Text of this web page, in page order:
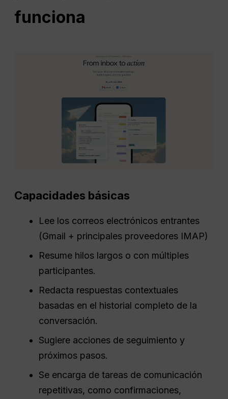
funciona
Capacidades básicas
Lee los correos electrónicos entrantes
(Gmail + principales proveedores IMAP)
Resume hilos largos o con múltiples
participantes.
Redacta respuestas contextuales
basadas en el historial completo de la
conversación.
Sugiere acciones de seguimiento y
próximos pasos.
Se encarga de tareas de comunicación
repetitivas, como confirmaciones,